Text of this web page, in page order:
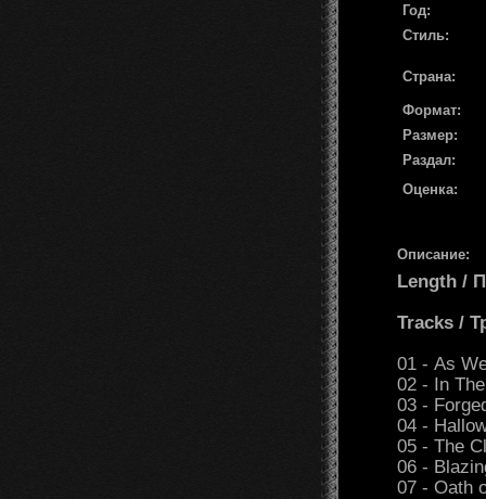
Год:
Стиль:
Страна:
Формат:
Размер:
Раздал:
Оценка:
Описание:
Length /
Tracks /
01 - As
02 - In
03 -
04 -
05 - The
06 -
07 - Oath